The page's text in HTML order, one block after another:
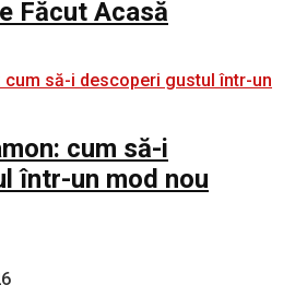
Făcut Acasă
cum să-i
într-un mod nou